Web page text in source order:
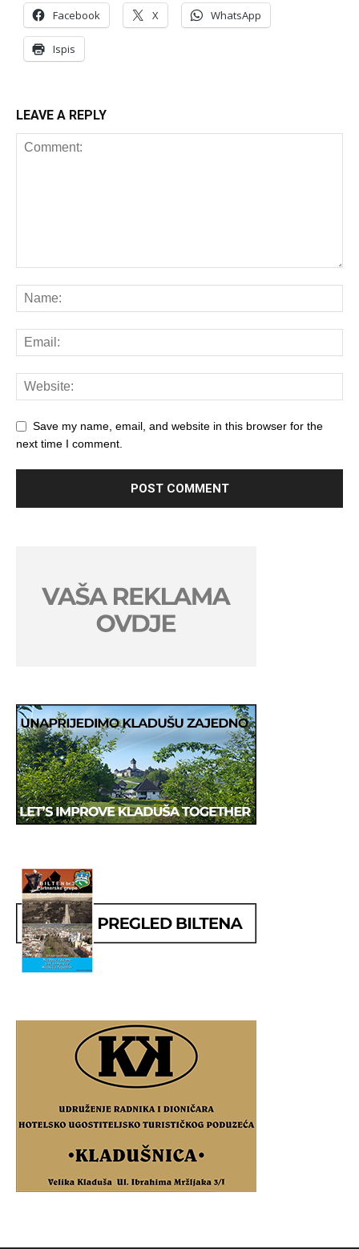
Facebook X WhatsApp
Ispis
LEAVE A REPLY
Save my name, email, and website in this browser for the
next time I comment.